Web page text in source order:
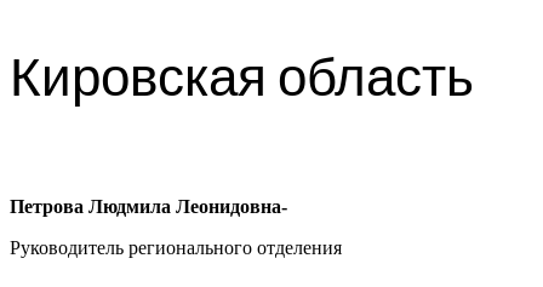
Кировская область
Петрова Людмила Леонидовна-
Руководитель регионального отделения